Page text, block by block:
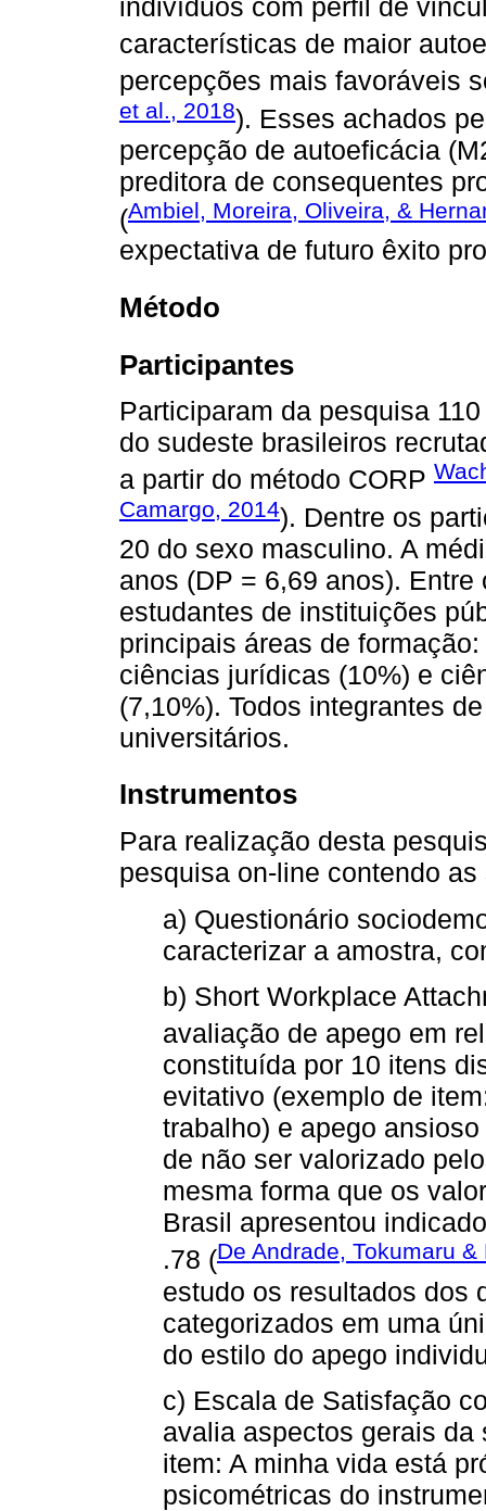
indivíduos com perfil de
características de maior
percepções mais favoráveis
et al., 2018). Esses achados
percepção de autoeficácia
preditora de consequentes
(Ambiel, Moreira, Oliveira, &
expectativa de futuro êxito
Método
Participantes
Participaram da pesquisa
do sudeste brasileiros
a partir do método CORP
Camargo, 2014). Dentre os
20 do sexo masculino. A
anos (DP = 6,69 anos).
estudantes de instituições
principais áreas de
ciências jurídicas (10%) e
(7,10%). Todos integrantes
universitários.
Instrumentos
Para realização desta
pesquisa on-line contendo
a) Questionário
caracterizar a amostra,
b) Short Workplace
avaliação de apego em
constituída por 10 itens
evitativo (exemplo de
trabalho) e apego
de não ser valorizado
mesma forma que os
Brasil apresentou
.78 (De Andrade, Tokumaru
estudo os resultados dos
categorizados em uma
do estilo do apego
c) Escala de Satisfação
avalia aspectos gerais
item: A minha vida está
psicométricas do